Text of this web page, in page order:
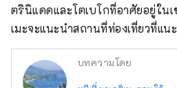
ตรินิแดดและโตเบโกที่อาศัยอยู่ใน
เมะจะแนะนำสถานที่ท่องเที่ยวที่แน
บทความโดย